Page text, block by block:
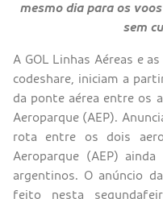
mesmo dia para os
sem
A GOL Linhas Aéreas e
codeshare, iniciam a
da ponte aérea entre os
Aeroparque (AEP).
rota entre os dois
Aeroparque (AEP)
argentinos. O anúncio
feito nesta